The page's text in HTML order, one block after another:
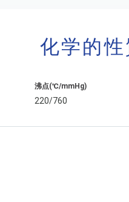
化学的性
沸点(℃/mmHg)
220/760